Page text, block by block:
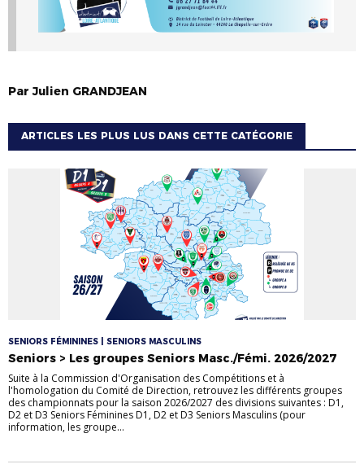
ParJulien GRANDJEAN
ARTICLES LES PLUS LUS DANS CETTE CATÉGORIE
SENIORS FÉMININES | SENIORS MASCULINS
Seniors > Les groupes Seniors Masc./Fémi. 2026/2027
Suite à la Commission d'Organisation des Compétitions et à
l'homologation du Comité de Direction, retrouvez les différents groupes
des championnats pour la saison 2026/2027 des divisions suivantes : D1,
D2 et D3 Seniors Féminines D1, D2 et D3 Seniors Masculins (pour
information, les groupe...